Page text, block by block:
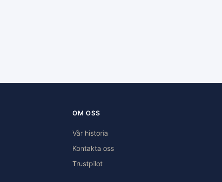
OM OSS
Vår historia
Kontakta oss
Trustpilot